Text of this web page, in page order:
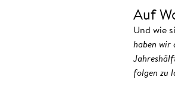
Auf
Und wie
haben wir
folgen zu